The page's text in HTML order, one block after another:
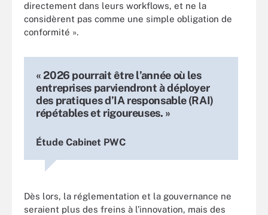
directement dans leurs workflows, et ne la
considèrent pas comme une simple obligation de
conformité ».
« 2026 pourrait être l’année où les
entreprises parviendront à déployer
des pratiques d’IA responsable (RAI)
répétables et rigoureuses. »
Étude Cabinet PWC
Dès lors, la réglementation et la gouvernance ne
seraient plus des freins à l’innovation, mais des